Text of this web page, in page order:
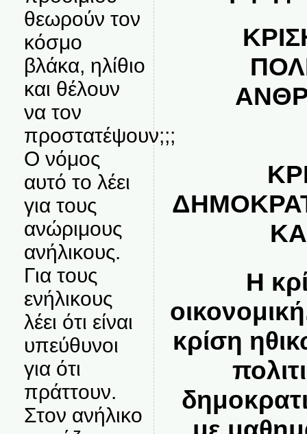
θεωρούν τον
κόσμο
βλάκα, ηλίθιο
και θέλουν
να τον
προστατέψουν;;;
Ο νόμος
αυτό το λέει
για τους
ανώριμους
ανήλικους.
Για τους
ενήλικους
λέει ότι είναι
υπεύθυνοι
για ότι
πράττουν.
Στον ανήλικο
Η
κρίση